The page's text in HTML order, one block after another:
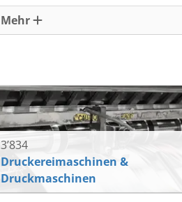
Mehr
3’834
Druckereimaschinen &
Druckmaschinen